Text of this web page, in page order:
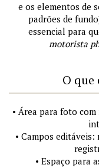
e os elementos de
padrões de
essencial para
motorista
O que
• Área para foto
• Campos
• Espaço para